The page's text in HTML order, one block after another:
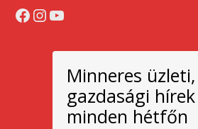
Facebook
Instagram
YouTube
Minneres üzleti,
gazdasági hírek
minden hétfőn